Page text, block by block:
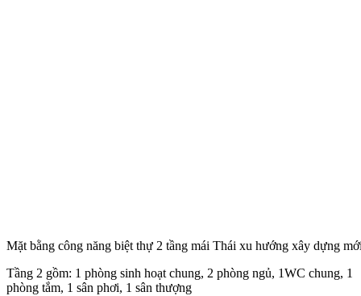
Mặt bằng công năng biệt thự 2 tầng mái Thái xu hướng xây dựng
Tầng 2 gồm: 1 phòng sinh hoạt chung, 2 phòng ngủ, 1WC chung, 1
phòng tắm, 1 sân phơi, 1 sân thượng